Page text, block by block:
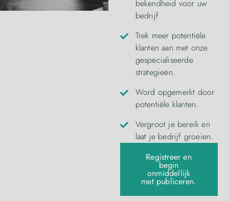
bekendheid voor uw
bedrijf
Trek meer potentiële
klanten aan met onze
gespecialiseerde
strategieën.
Word opgemerkt door
potentiële klanten.
Vergroot je bereik en
laat je bedrijf groeien.
Registreer en
begin
onmiddellijk
met publiceren.